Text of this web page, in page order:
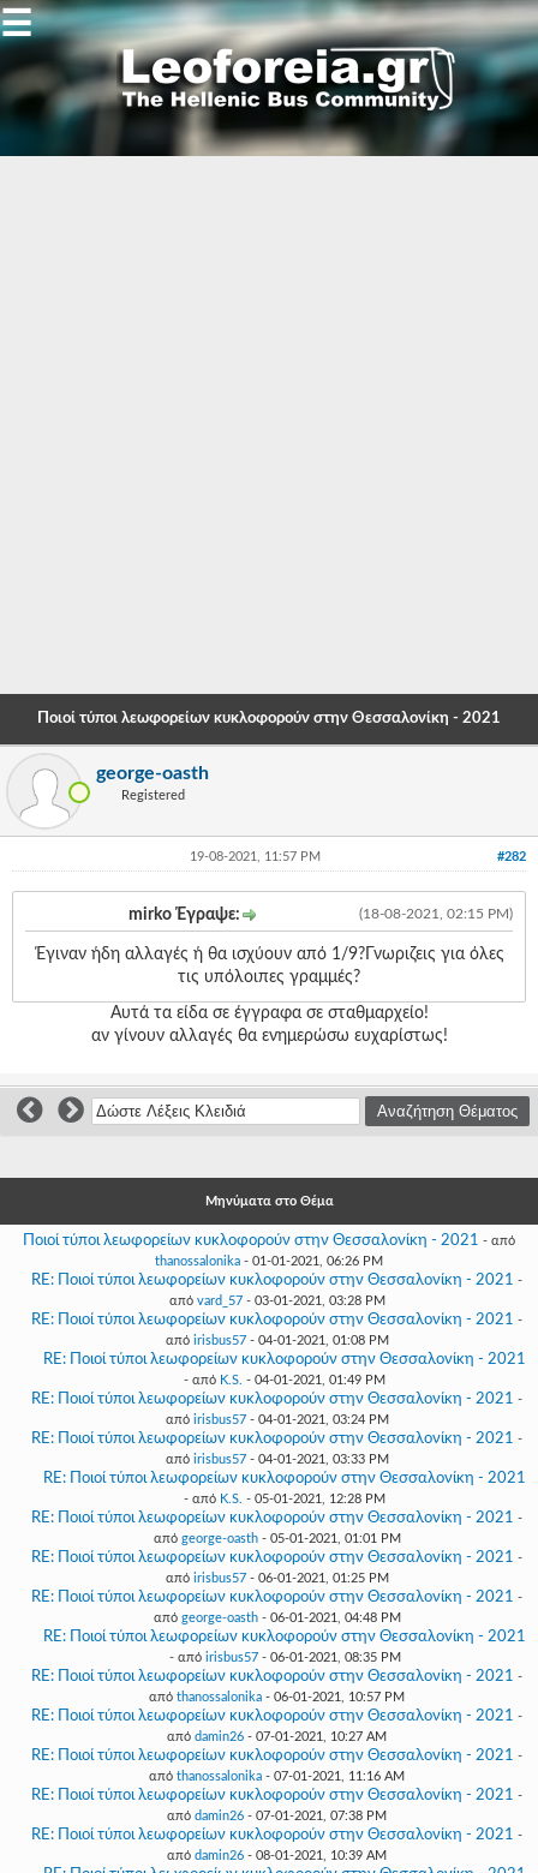
Gallery
-
-
-
-
-
-
Γεια
σου,
Επισκέπτη!
Εγγραφή
☰
Ποιοί τύποι λεωφορείων κυκλοφορούν στην Θεσσαλονίκη - 2021
george-oasth
Registered
#282
19-08-2021, 11:57 PM
(18-08-2021, 02:15 PM)
mirko Έγραψε:
Έγιναν ήδη αλλαγές ή θα ισχύουν από 1/9?Γνωριζεις για όλες
τις υπόλοιπες γραμμές?
Αυτά τα είδα σε έγγραφα σε σταθμαρχείο!
αν γίνουν αλλαγές θα ενημερώσω ευχαρίστως!
Μηνύματα στο Θέμα
Ποιοί τύποι λεωφορείων κυκλοφορούν στην Θεσσαλονίκη - 2021 - από
thanossalonika - 01-01-2021, 06:26 PM
RE: Ποιοί τύποι λεωφορείων κυκλοφορούν στην Θεσσαλονίκη - 2021 -
από vard_57- 03-01-2021, 03:28 PM
RE: Ποιοί τύποι λεωφορείων κυκλοφορούν στην Θεσσαλονίκη - 2021 -
από irisbus57- 04-01-2021, 01:08 PM
RE: Ποιοί τύποι λεωφορείων κυκλοφορούν στην Θεσσαλονίκη - 2021
- από K.S. - 04-01-2021, 01:49 PM
RE: Ποιοί τύποι λεωφορείων κυκλοφορούν στην Θεσσαλονίκη - 2021 -
από irisbus57- 04-01-2021, 03:24 PM
RE: Ποιοί τύποι λεωφορείων κυκλοφορούν στην Θεσσαλονίκη - 2021 -
από irisbus57- 04-01-2021, 03:33 PM
RE: Ποιοί τύποι λεωφορείων κυκλοφορούν στην Θεσσαλονίκη - 2021
- από K.S. - 05-01-2021, 12:28 PM
RE: Ποιοί τύποι λεωφορείων κυκλοφορούν στην Θεσσαλονίκη - 2021 -
από george-oasth- 05-01-2021, 01:01 PM
RE: Ποιοί τύποι λεωφορείων κυκλοφορούν στην Θεσσαλονίκη - 2021 -
από irisbus57- 06-01-2021, 01:25 PM
RE: Ποιοί τύποι λεωφορείων κυκλοφορούν στην Θεσσαλονίκη - 2021 -
από george-oasth- 06-01-2021, 04:48 PM
RE: Ποιοί τύποι λεωφορείων κυκλοφορούν στην Θεσσαλονίκη - 2021
- από irisbus57- 06-01-2021, 08:35 PM
RE: Ποιοί τύποι λεωφορείων κυκλοφορούν στην Θεσσαλονίκη - 2021 -
από thanossalonika - 06-01-2021, 10:57 PM
RE: Ποιοί τύποι λεωφορείων κυκλοφορούν στην Θεσσαλονίκη - 2021 -
από damin26 - 07-01-2021, 10:27 AM
RE: Ποιοί τύποι λεωφορείων κυκλοφορούν στην Θεσσαλονίκη - 2021 -
από thanossalonika - 07-01-2021, 11:16 AM
RE: Ποιοί τύποι λεωφορείων κυκλοφορούν στην Θεσσαλονίκη - 2021 -
από damin26 - 07-01-2021, 07:38 PM
RE: Ποιοί τύποι λεωφορείων κυκλοφορούν στην Θεσσαλονίκη - 2021 -
από damin26 - 08-01-2021, 10:39 AM